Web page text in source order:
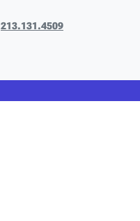
213.131.4509